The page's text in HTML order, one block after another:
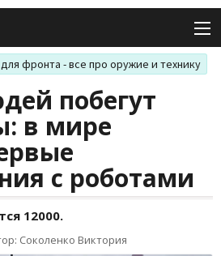
фронта - все про оружие и технику
побегут
в мире
с роботами
12000.
Соколенко Виктория